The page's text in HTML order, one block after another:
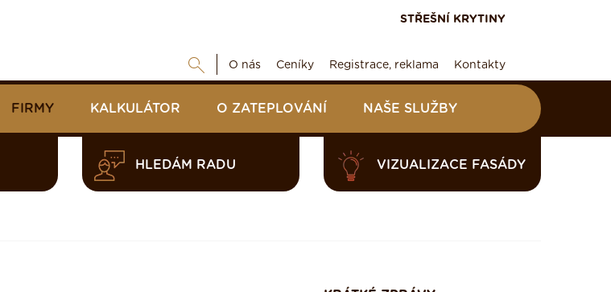
STŘEŠNÍ KRYTINY
O nás Ceníky Registrace, reklama Kontakty
FIRMY KALKULÁTOR O ZATEPLOVÁNÍ NAŠE SLUŽBY
HLEDÁM RADU VIZUALIZACE FASÁDY